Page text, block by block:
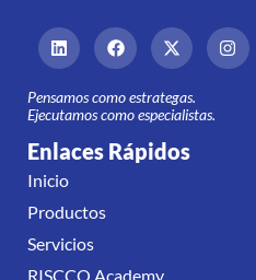
Pensamos como estrategas.
Ejecutamos como especialistas.
Enlaces Rápidos
Inicio
Productos
Servicios
RISCCO Academy